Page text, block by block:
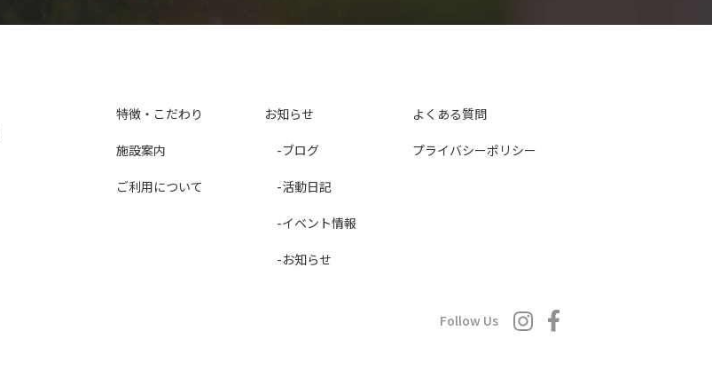
特徴・こだわり
施設案内
ご利用について
お知らせ
ブログ
活動日記
イベント情報
お知らせ
よくある質問
プライバシーポリシー
Follow Us